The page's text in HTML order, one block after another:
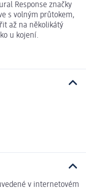
Response značky
s volným průtokem,
až na několikátý
u kojení.
v internetovém